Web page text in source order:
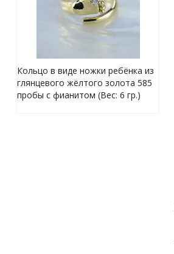
Кольцо в виде ножки ребёнка из
глянцевого жёлтого золота 585
пробы с фианитом (Вес: 6 гр.)